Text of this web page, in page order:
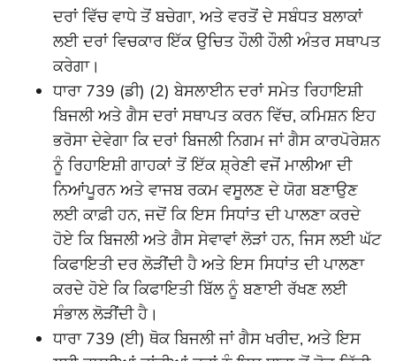
ਦਰਾਂ ਵਿੱਚ ਵਾਧੇ ਤੋਂ ਬਚੇਗਾ, ਅਤੇ ਵਰਤੋਂ ਦੇ ਸਬੰਧਤ ਬਲਾਕਾਂ
ਲਈ ਦਰਾਂ ਵਿਚਕਾਰ ਇੱਕ ਉਚਿਤ ਹੌਲੀ ਹੌਲੀ ਅੰਤਰ ਸਥਾਪਤ
ਕਰੇਗਾ।
ਧਾਰਾ 739 (ਡੀ) (2) ਬੇਸਲਾਈਨ ਦਰਾਂ ਸਮੇਤ ਰਿਹਾਇਸ਼ੀ
ਬਿਜਲੀ ਅਤੇ ਗੈਸ ਦਰਾਂ ਸਥਾਪਤ ਕਰਨ ਵਿੱਚ, ਕਮਿਸ਼ਨ ਇਹ
ਭਰੋਸਾ ਦੇਵੇਗਾ ਕਿ ਦਰਾਂ ਬਿਜਲੀ ਨਿਗਮ ਜਾਂ ਗੈਸ ਕਾਰਪੋਰੇਸ਼ਨ
ਨੂੰ ਰਿਹਾਇਸ਼ੀ ਗਾਹਕਾਂ ਤੋਂ ਇੱਕ ਸ਼੍ਰੇਣੀ ਵਜੋਂ ਮਾਲੀਆ ਦੀ
ਨਿਆਂਪੂਰਨ ਅਤੇ ਵਾਜਬ ਰਕਮ ਵਸੂਲਣ ਦੇ ਯੋਗ ਬਣਾਉਣ
ਲਈ ਕਾਫ਼ੀ ਹਨ, ਜਦੋਂ ਕਿ ਇਸ ਸਿਧਾਂਤ ਦੀ ਪਾਲਣਾ ਕਰਦੇ
ਹੋਏ ਕਿ ਬਿਜਲੀ ਅਤੇ ਗੈਸ ਸੇਵਾਵਾਂ ਲੋੜਾਂ ਹਨ, ਜਿਸ ਲਈ ਘੱਟ
ਕਿਫਾਇਤੀ ਦਰ ਲੋੜੀਂਦੀ ਹੈ ਅਤੇ ਇਸ ਸਿਧਾਂਤ ਦੀ ਪਾਲਣਾ
ਕਰਦੇ ਹੋਏ ਕਿ ਕਿਫਾਇਤੀ ਬਿੱਲ ਨੂੰ ਬਣਾਈ ਰੱਖਣ ਲਈ
ਸੰਭਾਲ ਲੋੜੀਂਦੀ ਹੈ।
ਧਾਰਾ 739 (ਈ) ਥੋਕ ਬਿਜਲੀ ਜਾਂ ਗੈਸ ਖਰੀਦ, ਅਤੇ ਇਸ